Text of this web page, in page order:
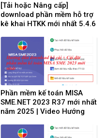
[Tải hoặc Nâng cấp]
download phần mềm hỗ trợ
kê khai HTKK mới nhất 5.4.6
Phần mềm kế toán MISA
SME.NET 2023 R37 mới nhất
năm 2025 | Video Hướng